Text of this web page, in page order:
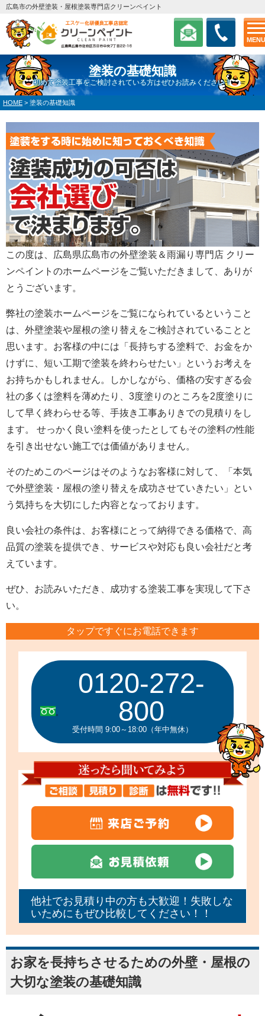
MENU
広島市の外壁塗装・屋根塗装専門店クリーンペイント
塗装の基礎知識
初めて塗装工事をご検討されている方はぜひお読みください！
HOME > 塗装の基礎知識
この度は、広島県広島市の外壁塗装＆雨漏り専門店 クリー
ンペイントのホームページをご覧いただきまして、ありが
とうございます。
弊社の塗装ホームページをご覧になられているということ
は、外壁塗装や屋根の塗り替えをご検討されていることと
思います。お客様の中には「長持ちする塗料で、お金をか
けずに、短い工期で塗装を終わらせたい」というお考えを
お持ちかもしれません。しかしながら、価格の安すぎる会
社の多くは塗料を薄めたり、3度塗りのところを2度塗りに
して早く終わらせる等、手抜き工事ありきでの見積りをし
ます。 せっかく良い塗料を使ったとしてもその塗料の性能
を引き出せない施工では価値がありません。
そのためこのページはそのようなお客様に対して、「本気
で外壁塗装・屋根の塗り替えを成功させていきたい」とい
う気持ちを大切にした内容となっております。
良い会社の条件は、お客様にとって納得できる価格で、高
品質の塗装を提供でき、サービスや対応も良い会社だと考
えています。
ぜひ、お読みいただき、成功する塗装工事を実現して下さ
い。
タップですぐにお電話できます
0120-272-
800
受付時間 9:00～18:00（年中無休）
他社でお見積り中の方も大歓迎！失敗しな
いためにもぜひ比較してください！！
お家を長持ちさせるための外壁・屋根の
大切な塗装の基礎知識